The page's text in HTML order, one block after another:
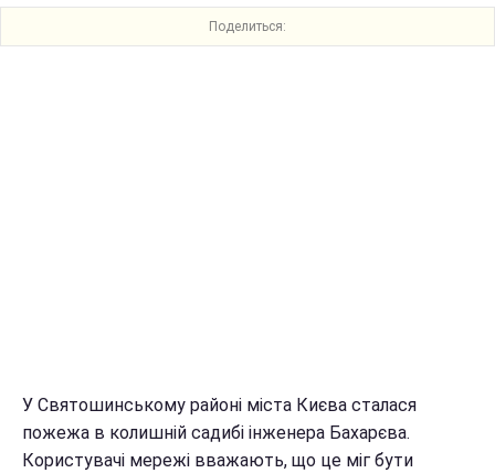
Поделиться:
У Святошинському районі міста Києва сталася
пожежа в колишній садибі інженера Бахарєва.
Користувачі мережі вважають, що це міг бути